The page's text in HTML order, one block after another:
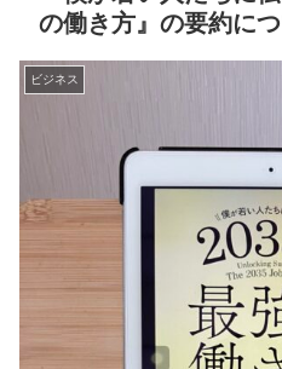
の働き方』の要約に
ビジネス